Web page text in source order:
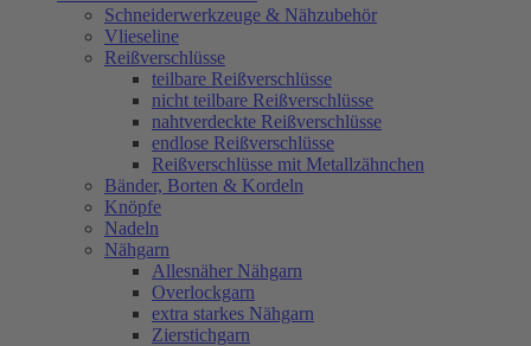
Schneiderwerkzeuge & Nähzubehör
Vlieseline
Reißverschlüsse
teilbare Reißverschlüsse
nicht teilbare Reißverschlüsse
nahtverdeckte Reißverschlüsse
endlose Reißverschlüsse
Reißverschlüsse mit Metallzähnchen
Bänder, Borten & Kordeln
Knöpfe
Nadeln
Nähgarn
Allesnäher Nähgarn
Overlockgarn
extra starkes Nähgarn
Zierstichgarn